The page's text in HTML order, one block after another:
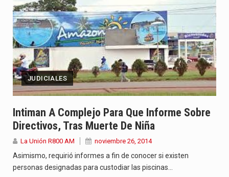
JUDICIALES
Intiman A Complejo Para Que Informe Sobre
Directivos, Tras Muerte De Niña
La Unión R800 AM noviembre 26, 2014
Asimismo, requirió informes a fin de conocer si existen
personas designadas para custodiar las piscinas…